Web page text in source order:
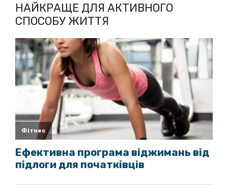
НАЙКРАЩЕ ДЛЯ АКТИВНОГО
СПОСОБУ ЖИТТЯ